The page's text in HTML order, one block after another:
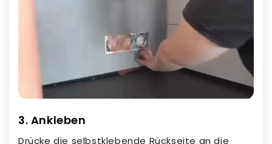
3. Ankleben
Drücke die selbstklebende Rückseite an die